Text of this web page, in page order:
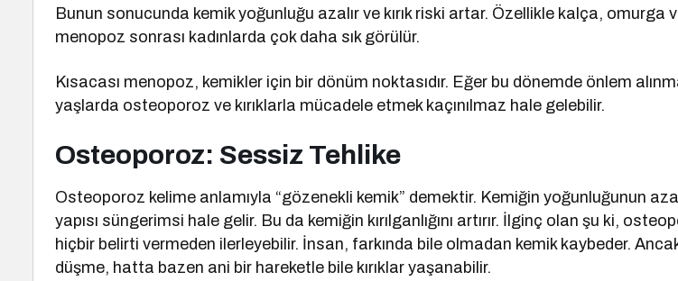
Bunun sonucunda kemik yoğunluğu azalır ve kırık riski artar. Özellikle kalça, omurga
menopoz sonrası kadınlarda çok daha sık görülür.
Kısacası menopoz, kemikler için bir dönüm noktasıdır. Eğer bu dönemde önlem
yaşlarda osteoporoz ve kırıklarla mücadele etmek kaçınılmaz hale gelebilir.
Osteoporoz: Sessiz Tehlike
Osteoporoz kelime anlamıyla “gözenekli kemik” demektir. Kemiğin yoğunluğunun
yapısı süngerimsi hale gelir. Bu da kemiğin kırılganlığını artırır. İlginç olan şu ki,
hiçbir belirti vermeden ilerleyebilir. İnsan, farkında bile olmadan kemik kaybeder.
düşme, hatta bazen ani bir hareketle bile kırıklar yaşanabilir.